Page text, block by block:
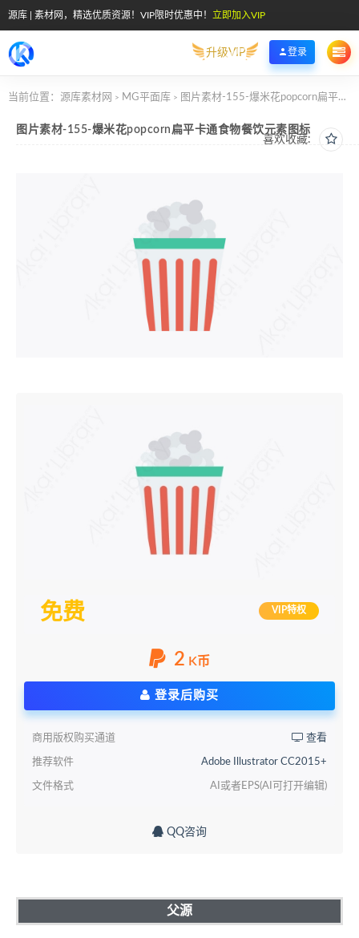
源库 | 素材网，精选优质资源！VIP限时优惠中！ 立即加入VIP
升级VIP 登录
当前位置： 源库素材网 > MG平面库 > 图片素材-155-爆米花popcorn扁平卡通食物餐饮元素图标
喜欢收藏:
图片素材-155-爆米花popcorn扁平卡通食物餐饮元素图标
免费 VIP特权
2 K币
登录后购买
商用版权购买通道 查看
推荐软件 Adobe Illustrator CC2015+
文件格式 AI或者EPS(AI可打开编辑)
QQ咨询
父源